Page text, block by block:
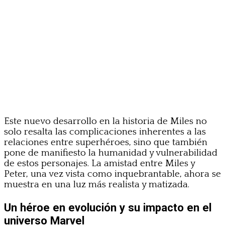
Este nuevo desarrollo en la historia de Miles no
solo resalta las complicaciones inherentes a las
relaciones entre superhéroes, sino que también
pone de manifiesto la humanidad y vulnerabilidad
de estos personajes. La amistad entre Miles y
Peter, una vez vista como inquebrantable, ahora se
muestra en una luz más realista y matizada.
Un héroe en evolución y su impacto en el
universo Marvel